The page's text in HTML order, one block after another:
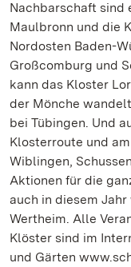
Nachbarschaft sind
Maulbronn und die
Nordosten Baden-
Großcomburg und
kann das Kloster
der Mönche
bei Tübingen. Und
Klosterroute und
Wiblingen,
Aktionen für die
auch in diesem
Wertheim. Alle
Klöster sind im
und Gärten